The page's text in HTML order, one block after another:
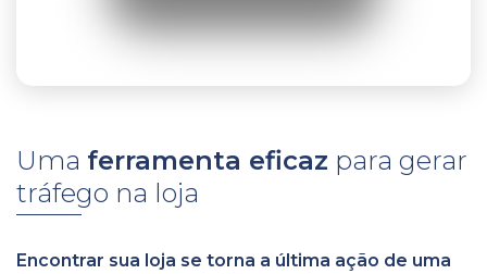
Uma ferramenta eficaz para gerar
tráfego na loja
Encontrar sua loja se torna a última ação de uma